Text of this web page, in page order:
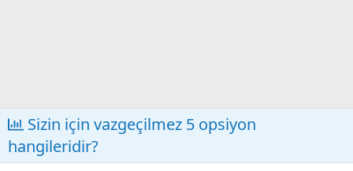
Sizin için vazgeçilmez 5 opsiyon
hangileridir?